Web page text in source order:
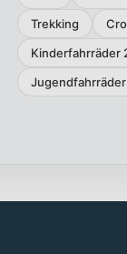
Trekking
Kinderfahrräder
Jugendfahrräder